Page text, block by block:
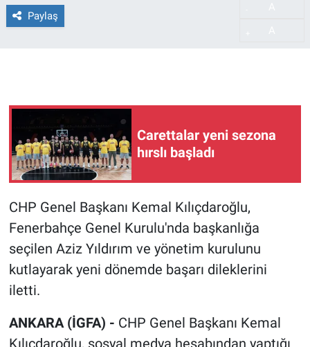
Paylaş
Carettalar yeni sezona
hırslı başladı
CHP Genel Başkanı Kemal Kılıçdaroğlu,
Fenerbahçe Genel Kurulu'nda başkanlığa
seçilen Aziz Yıldırım ve yönetim kurulunu
kutlayarak yeni dönemde başarı dileklerini
iletti.
ANKARA (İGFA) - CHP Genel Başkanı Kemal